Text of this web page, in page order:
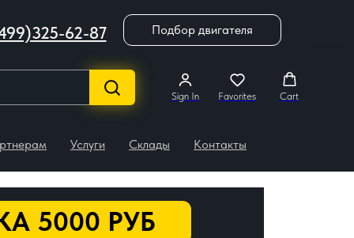
62-87 Подбор двигателя
Sign In Favorites Cart
Услуги Склады Контакты
5000 РУБ